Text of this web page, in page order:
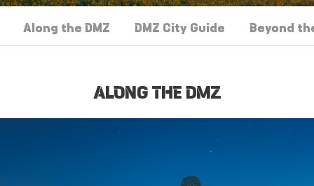
Along the DMZ DMZ City Guide Beyond
ALONG THE DMZ